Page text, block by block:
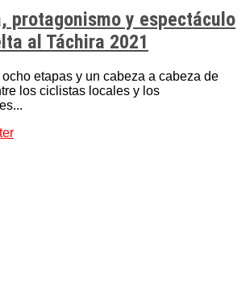
protagonismo y espectáculo
al Táchira 2021
etapas y un cabeza a cabeza de
los ciclistas locales y los